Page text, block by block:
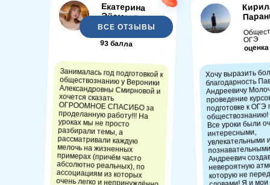
Екатерина
Эйсмонт
93 балла
Занималась год подготовкой к
обществознанию у Вероники
Александровны Смирновой и
хочется сказать
ОГРООМНОЕ СПАСИБО за
проделанную работу!!! На
уроках мы не просто
разбирали темы, а
рассматривали каждую
мелочь на жизненных
примерах (причём часто
абсолютно реальных), по
ассоциациям из которых
очень легко и непринуждённо
ОГЭ
оценка
Хочу выразить
благодарность
Андреевичу
проведение
подготовке к ОГЭ
обществознанию!
Все уроки были
интересными,
увлекательными
Андреевич
невероятную
которую не
ВСЕ ОТЗЫВЫ